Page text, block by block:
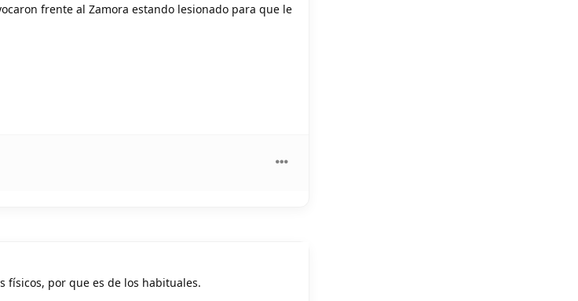
frente al Zamora estando lesionado para que le
físicos, por que es de los habituales.